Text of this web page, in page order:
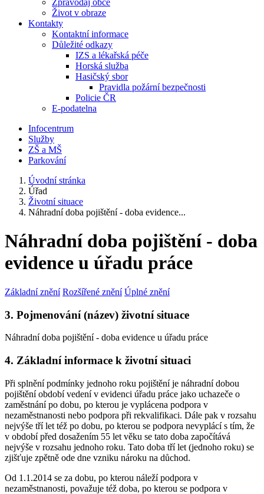
Zpravodaj obce
Život v obraze
Kontakty
Kontaktní informace
Důležité odkazy
IZS a lékařská péče
Horská služba
Hasičský sbor
Pravidla požární bezpečnosti
Policie ČR
E-podatelna
Infocentrum
Služby
ZŠ a MŠ
Parkování
Úvodní stránka
Úřad
Životní situace
Náhradní doba pojištění - doba evidence...
Náhradní doba pojištění - doba
evidence u úřadu práce
Základní znění Rozšířené znění Úplné znění
3. Pojmenování (název) životní situace
Náhradní doba pojištění - doba evidence u úřadu práce
4. Základní informace k životní situaci
Při splnění podmínky jednoho roku pojištění je náhradní dobou
pojištění období vedení v evidenci úřadu práce jako uchazeče o
zaměstnání po dobu, po kterou je vyplácena podpora v
nezaměstnanosti nebo podpora při rekvalifikaci. Dále pak v rozsahu
nejvýše tří let též po dobu, po kterou se podpora nevyplácí s tím, že
v období před dosažením 55 let věku se tato doba započítává
nejvýše v rozsahu jednoho roku. Tato doba tří let (jednoho roku) se
zjišťuje zpětně ode dne vzniku nároku na důchod.
Od 1.1.2014 se za dobu, po kterou náleží podpora v
nezaměstnanosti, považuje též doba, po kterou se podpora v